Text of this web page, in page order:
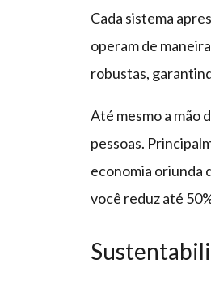
Cada sistema
operam de
robustas,
Até mesmo a mão
pessoas.
economia oriunda
você reduz até